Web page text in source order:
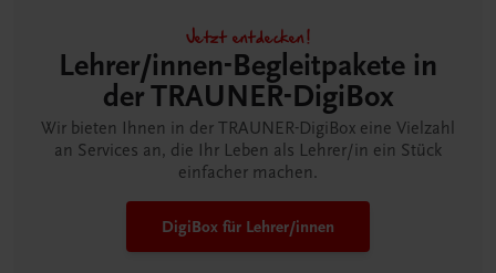
Jetzt entdecken!
Lehrer/innen-Begleitpakete in
der TRAUNER-DigiBox
Wir bieten Ihnen in der TRAUNER-DigiBox eine Vielzahl
an Services an, die Ihr Leben als Lehrer/in ein Stück
einfacher machen.
DigiBox für Lehrer/innen